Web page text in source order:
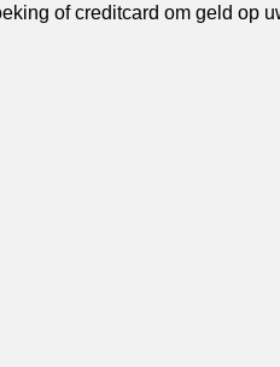
of creditcard om geld op